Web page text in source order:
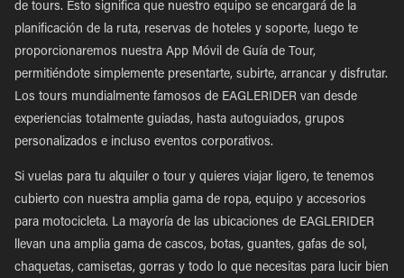
de tours. Esto significa que nuestro equipo se encargará de la
planificación de la ruta, reservas de hoteles y soporte, luego te
proporcionaremos nuestra App Móvil de Guía de Tour,
permitiéndote simplemente presentarte, subirte, arrancar y disfrutar.
Los tours mundialmente famosos de EAGLERIDER van desde
experiencias totalmente guiadas, hasta autoguiados, grupos
personalizados e incluso eventos corporativos.
Si vuelas para tu alquiler o tour y quieres viajar ligero, te tenemos
cubierto con nuestra amplia gama de ropa, equipo y accesorios
para motocicleta. La mayoría de las ubicaciones de EAGLERIDER
llevan una amplia gama de cascos, botas, guantes, gafas de sol,
chaquetas, camisetas, gorras y todo lo que necesitas para lucir bien